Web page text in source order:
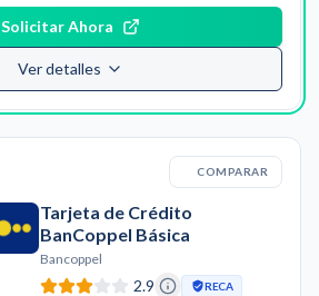
Solicitar Ahora
Ver detalles
COMPARAR
Tarjeta de Crédito
BanCoppel Básica
Bancoppel
2.9
RECA